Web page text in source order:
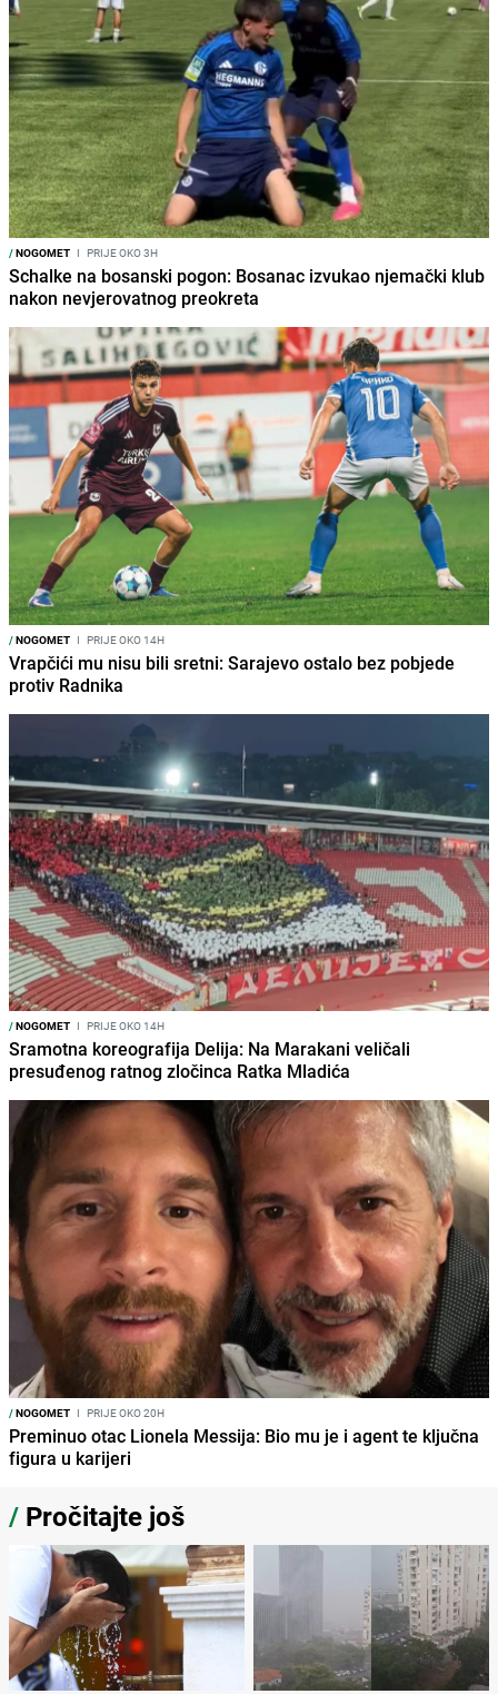
/NOGOMET I PRIJE OKO 3H
Schalke na bosanski pogon: Bosanac izvukao njemački klub
nakon nevjerovatnog preokreta
/NOGOMET I PRIJE OKO 14H
Vrapčići mu nisu bili sretni: Sarajevo ostalo bez pobjede
protiv Radnika
/NOGOMET I PRIJE OKO 14H
Sramotna koreografija Delija: Na Marakani veličali
presuđenog ratnog zločinca Ratka Mladića
/NOGOMET I PRIJE OKO 20H
Preminuo otac Lionela Messija: Bio mu je i agent te ključna
figura u karijeri
/ Pročitajte još